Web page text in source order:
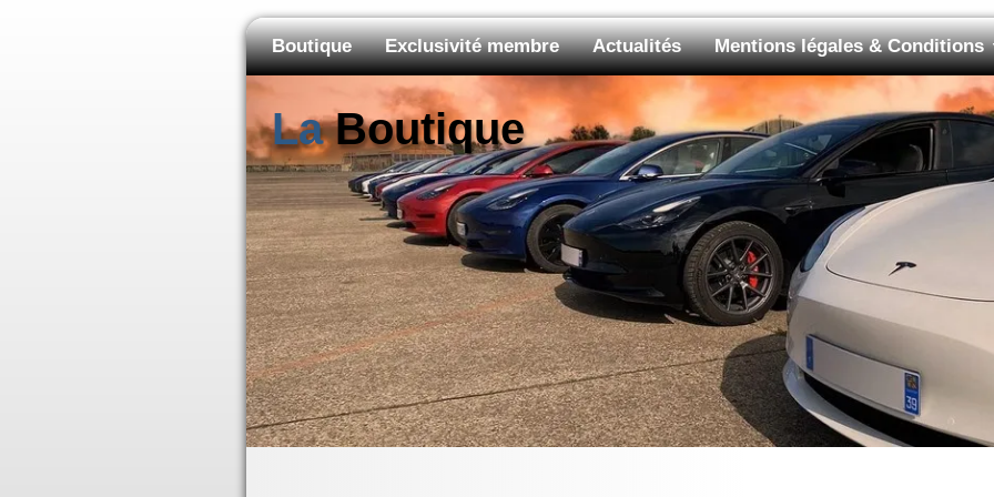
Boutique Exclusivité membre Actualités Mentions légales & Conditions
LaBoutique